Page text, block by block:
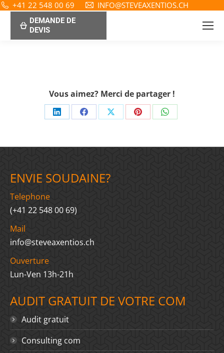
+41 22 548 00 69 INFO@STEVEAXENTIOS.CH
DEMANDE DE
DEVIS
Vous aimez? Merci de partager !
Share
LinkedIn
Share
Facebook
Share
X
Share
Pinterest
Share
WhatsApp
ENVIE SOUDAINE?
Telephone
(+41 22 548 00 69)
Mail
info@steveaxentios.ch
Ouverture
Lun-Ven 13h-21h
AUDIT GRATUIT DE VOTRE COM
Audit gratuit
Consulting com